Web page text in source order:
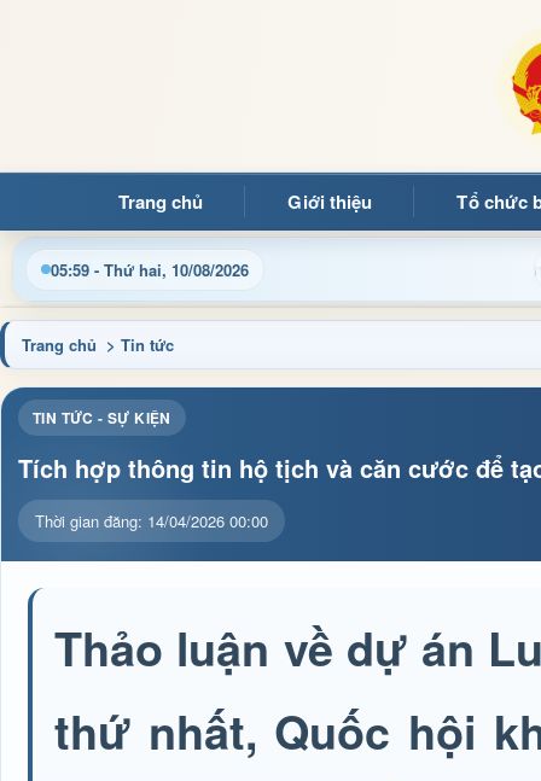
Trang chủ Giới thiệu Tổ chức
05:59 - Thứ hai, 10/08/2026
hành, thủ tục hành chính và tin tức địa phương nhanh
Trang chủ > Tin tức
TIN TỨC - SỰ KIỆN
Tích hợp thông tin hộ tịch và căn cước để
Thời gian đăng: 14/04/2026 00:00
Thảo luận về dự án
thứ nhất, Quốc hội